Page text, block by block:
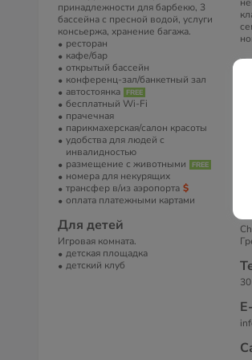
принадлежности для барбекю, 3
бассейна с пресной водой, услуги
консьержа, хранение багажа.
ресторан
кафе/бар
открытый бассейн
конференц-зал/банкетный зал
автостоянка
бесплатный Wi-Fi
прачечная
парикмахерская/салон красоты
удобства для людей с
инвалидностью
размещение с животными
номера для некурящих
трансфер в/из аэропорта
оплата платежными картами
Для детей
Игровая комната.
детская площадка
детский клуб
В